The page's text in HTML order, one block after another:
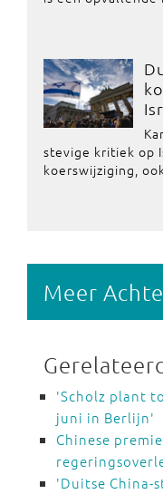
stevige kritiek op
koerswijziging,
Meer
'Scholz plant
juni in Berlijn'
Chinese
'Duitse China-